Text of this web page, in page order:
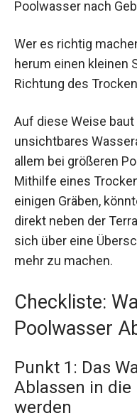
Poolwasser nach
Wer es richtig
herum einen kleinen
Richtung des
Auf diese Weise
unsichtbares
allem bei größeren
Mithilfe eines
einigen Gräben,
direkt neben der
sich über eine
mehr zu machen.
Checkliste:
Poolwasser
Punkt 1: Das
Ablassen in
werden